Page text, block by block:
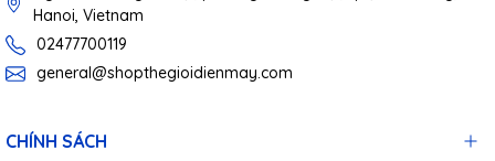
Hanoi, Vietnam
02477700119
general@shopthegioidienmay.com
CHÍNH SÁCH